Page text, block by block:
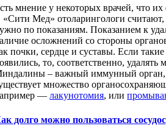
мнение у некоторых врачей, что их
«Сити Мед» отоларингологи
по показаниям. Показанием к
осложнений со стороны
почки, сердце и суставы. Если
то, соответственно,
– важный иммунный орган,
множество
—лакунотомия, или
долго можно пользоваться